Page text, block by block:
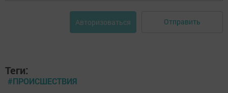
Авторизоваться Отправить
Теги:
#ПРОИСШЕСТВИЯ